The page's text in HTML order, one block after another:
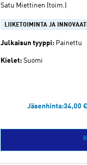
Satu Miettinen (toim.)
LIIKETOIMINTA JA
Julkaisun tyyppi: Painettu
Kielet: Suomi
Jäsenhinta:34,00 €